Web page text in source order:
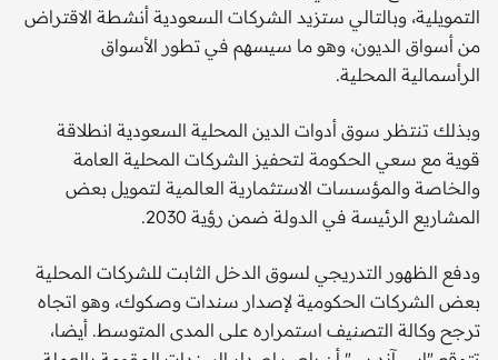
التمويلية، وبالتالي ستزيد الشركات السعودية أنشطة الاقتراض
من أسواق الديون، وهو ما سيسهم في تطور الأسواق
الرأسمالية المحلية.
وبذلك تنتظر سوق أدوات الدين المحلية السعودية انطلاقة
قوية مع سعي الحكومة لتحفيز الشركات المحلية العامة
والخاصة والمؤسسات الاستثمارية العالمية لتمويل بعض
المشاريع الرئيسة في الدولة ضمن رؤية 2030.
ودفع الظهور التدريجي لسوق الدخل الثابت للشركات المحلية
بعض الشركات الحكومية لإصدار سندات وصكوك، وهو اتجاه
ترجح وكالة التصنيف استمراره على المدى المتوسط. أيضا،